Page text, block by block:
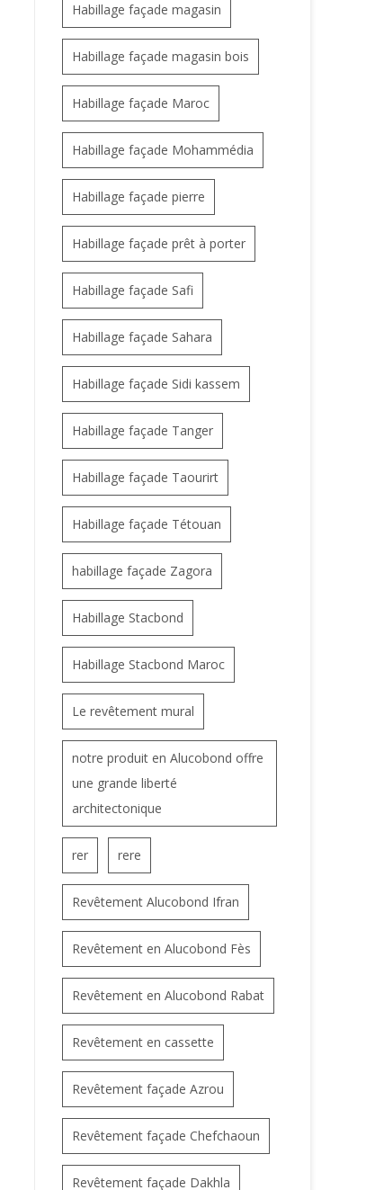
Habillage façade magasin
Habillage façade magasin bois
Habillage façade Maroc
Habillage façade Mohammédia
Habillage façade pierre
Habillage façade prêt à porter
Habillage façade Safi
Habillage façade Sahara
Habillage façade Sidi kassem
Habillage façade Tanger
Habillage façade Taourirt
Habillage façade Tétouan
habillage façade Zagora
Habillage Stacbond
Habillage Stacbond Maroc
Le revêtement mural
notre produit en Alucobond offre
une grande liberté
architectonique
rer rere
Revêtement Alucobond Ifran
Revêtement en Alucobond Fès
Revêtement en Alucobond Rabat
Revêtement en cassette
Revêtement façade Azrou
Revêtement façade Chefchaoun
Revêtement façade Dakhla